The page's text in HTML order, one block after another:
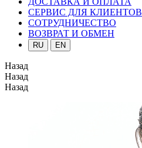
СЕРВИС ДЛЯ КЛИЕНТОВ
СОТРУДНИЧЕСТВО
ВОЗВРАТ И ОБМЕН
RU EN
Назад
Назад
Назад